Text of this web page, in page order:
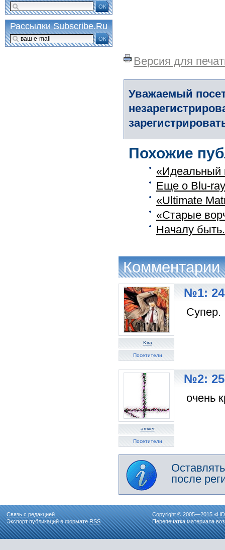
Версия для
Уважаемый
Похожие
«Идеальный
Еще о Blu-ray
«Ultimate
«Старые
Началу
Комментарии
Kira
Посетители
№1: 24
Супер.
arriver
Посетители
№2: 25
очень
после
ОК
Рассылки Subscribe.Ru
ОК
Связь с редакцией
Экспорт публикаций в форматеRSS
Copyright © 2005—2015 «
Перепечатка материала